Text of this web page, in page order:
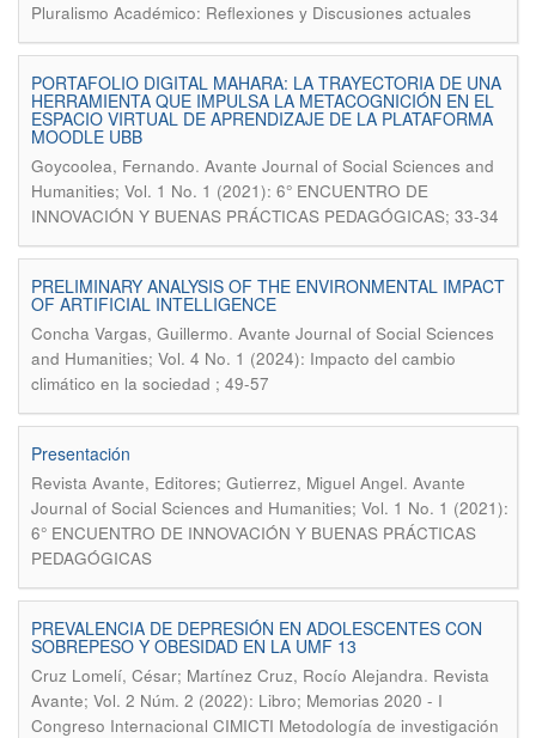
Pluralismo Académico: Reflexiones y Discusiones actuales
PORTAFOLIO DIGITAL MAHARA: LA TRAYECTORIA DE UNA
HERRAMIENTA QUE IMPULSA LA METACOGNICIÓN EN EL
ESPACIO VIRTUAL DE APRENDIZAJE DE LA PLATAFORMA
MOODLE UBB
Goycoolea, Fernando. Avante Journal of Social Sciences and
Humanities; Vol. 1 No. 1 (2021): 6° ENCUENTRO DE
INNOVACIÓN Y BUENAS PRÁCTICAS PEDAGÓGICAS; 33-34
PRELIMINARY ANALYSIS OF THE ENVIRONMENTAL IMPACT
OF ARTIFICIAL INTELLIGENCE
Concha Vargas, Guillermo. Avante Journal of Social Sciences
and Humanities; Vol. 4 No. 1 (2024): Impacto del cambio
climático en la sociedad ; 49-57
Presentación
Revista Avante, Editores; Gutierrez, Miguel Angel. Avante
Journal of Social Sciences and Humanities; Vol. 1 No. 1 (2021):
6° ENCUENTRO DE INNOVACIÓN Y BUENAS PRÁCTICAS
PEDAGÓGICAS
PREVALENCIA DE DEPRESIÓN EN ADOLESCENTES CON
SOBREPESO Y OBESIDAD EN LA UMF 13
Cruz Lomelí, César; Martínez Cruz, Rocío Alejandra. Revista
Avante; Vol. 2 Núm. 2 (2022): Libro; Memorias 2020 - I
Congreso Internacional CIMICTI Metodología de investigación